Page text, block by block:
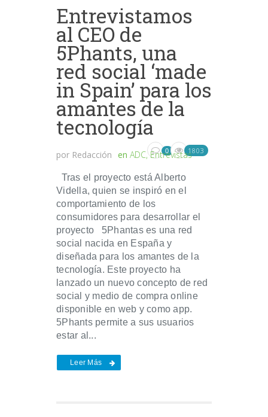
Entrevistamos
al CEO de
5Phants, una
red social ‘made
in Spain’ para los
amantes de la
tecnología
por Redacción en ADC,Entrevistas
0 1803
Tras el proyecto está Alberto
Vidella, quien se inspiró en el
comportamiento de los
consumidores para desarrollar el
proyecto 5Phantas es una red
social nacida en España y
diseñada para los amantes de la
tecnología. Este proyecto ha
lanzado un nuevo concepto de red
social y medio de compra online
disponible en web y como app.
5Phants permite a sus usuarios
estar al...
Leer Más